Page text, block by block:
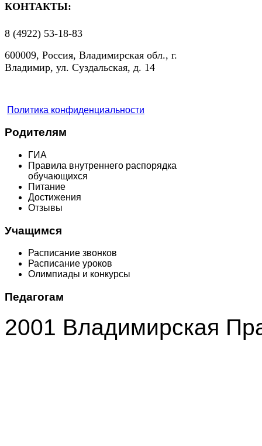
КОНТАКТЫ:
8 (4922) 53-18-83
600009, Россия, Владимирская обл., г.
Владимир, ул. Суздальская, д. 14
Политика конфиденциальности
Родителям
ГИА
Правила внутреннего распорядка
обучающихся
Питание
Достижения
Отзывы
Учащимся
Расписание звонков
Расписание уроков
Олимпиады и конкурсы
Педагогам
2001 Владимирская